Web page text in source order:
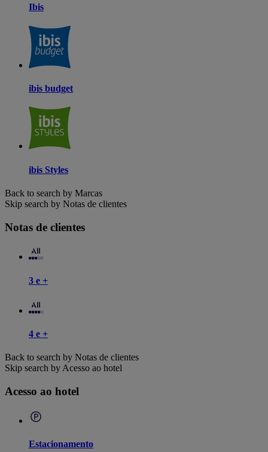
Ibis
ibis budget
ibis Styles
Back to search by Marcas
Skip search by Notas de clientes
Notas de clientes
3 e +
4 e +
Back to search by Notas de clientes
Skip search by Acesso ao hotel
Acesso ao hotel
Estacionamento